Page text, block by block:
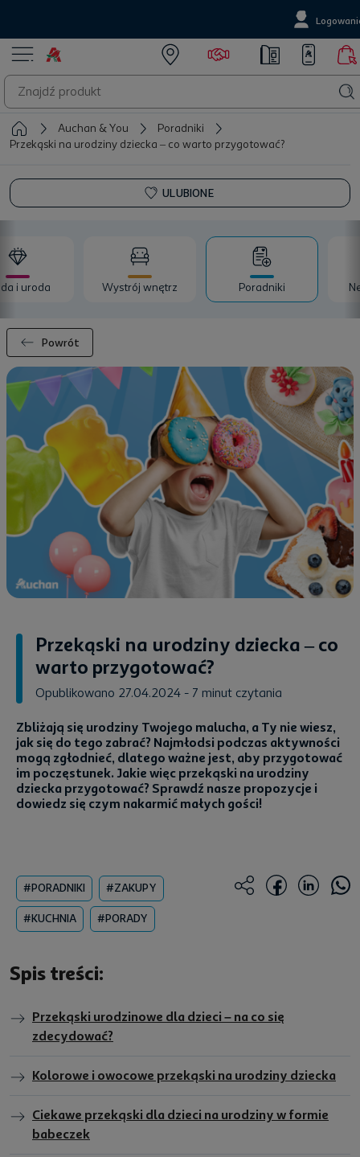
Auchan & You
Poradniki
Przekąski na urodziny dziecka – co warto przygotować?
ULUBIONE
i uroda Wystrój wnętrz Poradniki
Powrót
Przekąski na urodziny dziecka – co
warto przygotować?
Opublikowano 27.04.2024 - 7 minut czytania
Zbliżają się urodziny Twojego malucha, a Ty nie wiesz,
jak się do tego zabrać? Najmłodsi podczas aktywności
mogą zgłodnieć, dlatego ważne jest, aby przygotować
im poczęstunek. Jakie więc przekąski na urodziny
dziecka przygotować? Sprawdź nasze propozycje i
dowiedz się czym nakarmić małych gości!
#PORADNIKI #ZAKUPY
#KUCHNIA #PORADY
Spis treści:
Przekąski urodzinowe dla dzieci – na co się
zdecydować?
Kolorowe i owocowe przekąski na urodziny dziecka
Ciekawe przekąski dla dzieci na urodziny w formie
babeczek